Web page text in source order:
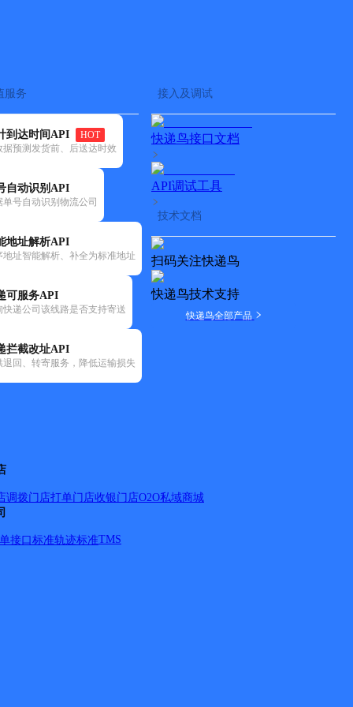
服务
到达时间API
HOT
据预测发货前、后送达时效
自动识别API
单号自动识别物流公司
地址解析API
地址智能解析、补全为标准地址
可服务API
快递公司该线路是否支持寄送
拦截改址API
退回、转寄服务，降低运输损失
接入及调试
快递鸟接口文档
API调试工具
技术文档
扫码关注快递鸟
快递鸟技术支持
快递鸟全部产品
调拨门店打单门店收银门店O2O私域商城
接口标准轨迹标准TMS